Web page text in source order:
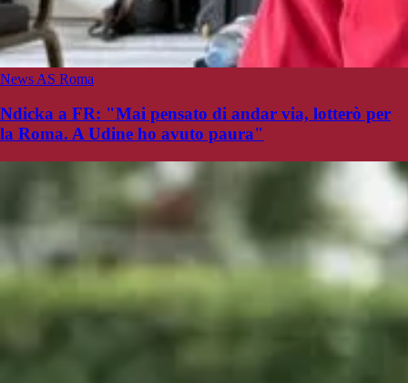
News AS Roma
Ndicka a FR: "Mai pensato di andar via, lotterò per
la Roma. A Udine ho avuto paura"